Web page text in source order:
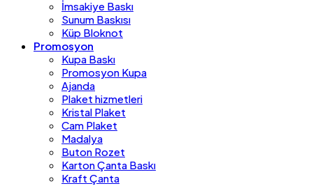
İmsakiye Baskı
Sunum Baskısı
Küp Bloknot
Promosyon
Kupa Baskı
Promosyon Kupa
Ajanda
Plaket hizmetleri
Kristal Plaket
Cam Plaket
Madalya
Buton Rozet
Karton Çanta Baskı
Kraft Çanta